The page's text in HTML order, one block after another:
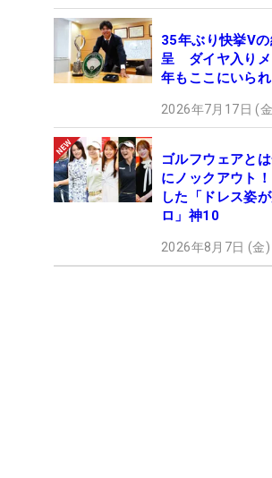
35年ぶり快挙V
呈 ダイヤ入りメ
年もここにいられ
2026年7月17日 (
ゴルフウェアと
にノックアウト
した「ドレス姿
ロ」神10
2026年8月7日 (金